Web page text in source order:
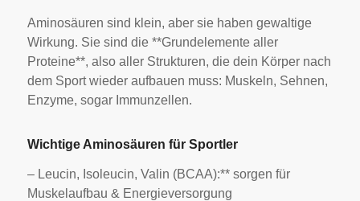
Aminosäuren sind klein, aber sie haben gewaltige
Wirkung. Sie sind die **Grundelemente aller
Proteine**, also aller Strukturen, die dein Körper nach
dem Sport wieder aufbauen muss: Muskeln, Sehnen,
Enzyme, sogar Immunzellen.
Wichtige Aminosäuren für Sportler
– Leucin, Isoleucin, Valin (BCAA):** sorgen für
Muskelaufbau & Energieversorgung